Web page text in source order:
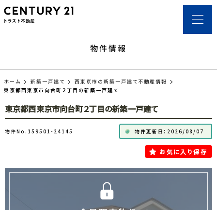
物件情報
ホーム 新築一戸建て
西東京市の新築一戸建て不動産情報
東京都西東京市向台町２丁目の新築一戸建て
東京都西東京市向台町２丁目の新築一戸建て
物件No.159501-24145 物件更新日：2026/08/07
お気に入り保存